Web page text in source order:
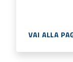
VAI ALLA